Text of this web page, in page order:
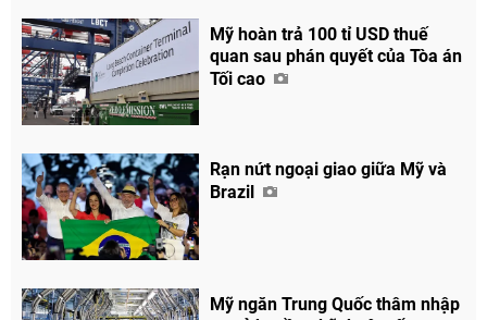
Facebook
Mỹ hoàn trả 100 tỉ USD thuế
quan sau phán quyết của Tòa án
Tối cao
Rạn nứt ngoại giao giữa Mỹ và
Brazil
Mỹ ngăn Trung Quốc thâm nhập